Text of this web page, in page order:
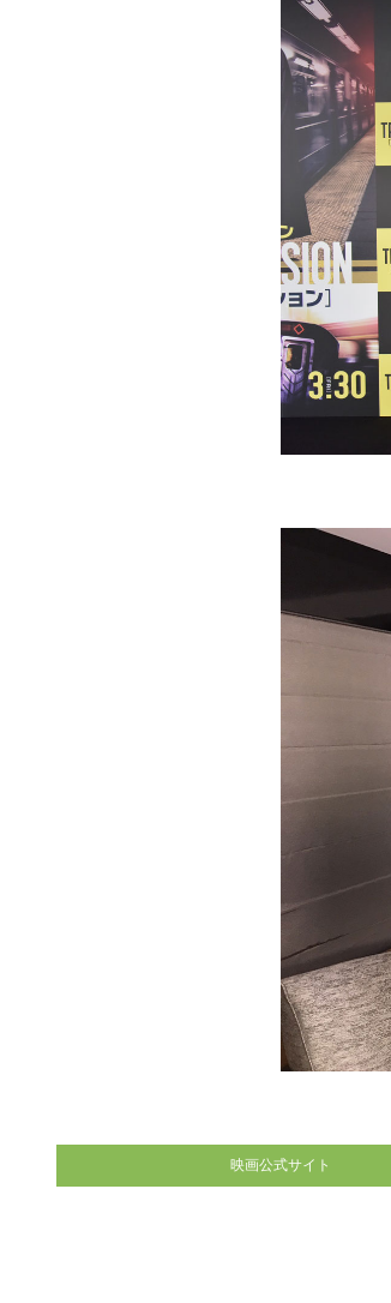
映画公式サイト